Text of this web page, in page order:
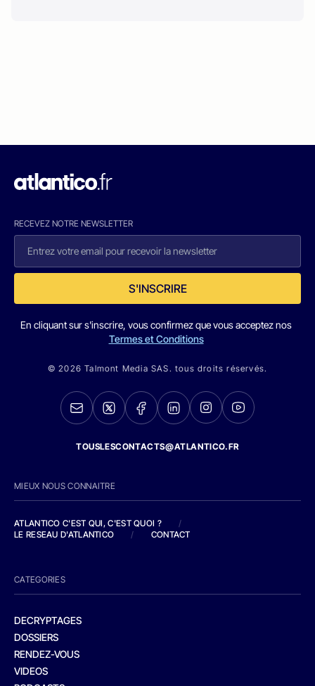
RECEVEZ NOTRE NEWSLETTER
S'INSCRIRE
En cliquant sur s'inscrire, vous confirmez que vous acceptez nos
Termes et Conditions
© 2026 Talmont Media SAS. tous droits réservés.
TOUSLESCONTACTS@ATLANTICO.FR
MIEUX NOUS CONNAITRE
ATLANTICO C'EST QUI, C'EST QUOI ?
/
LE RESEAU D'ATLANTICO
/ CONTACT
CATEGORIES
DECRYPTAGES
DOSSIERS
RENDEZ-VOUS
VIDEOS